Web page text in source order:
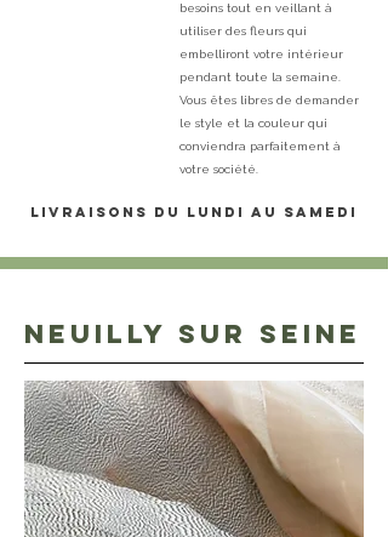
besoins tout en veillant à
utiliser des fleurs qui
embelliront votre intérieur
pendant toute la semaine.
Vous êtes libres de demander
le style et la couleur qui
conviendra parfaitement à
votre société.
LIVRAISONS DU LUNDI AU SAMEDI
NEUILLY SUR SEINE